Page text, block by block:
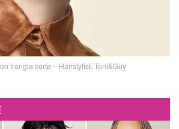
frangia corta – Hairstylist: Toni&Guy